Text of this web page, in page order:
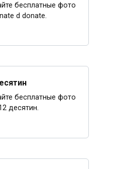
бесплатные фото
d donate.
бесплатные фото
десятин.